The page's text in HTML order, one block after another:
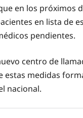
en los próximos
en lista de
pendientes.
centro de
estas medidas
nacional.